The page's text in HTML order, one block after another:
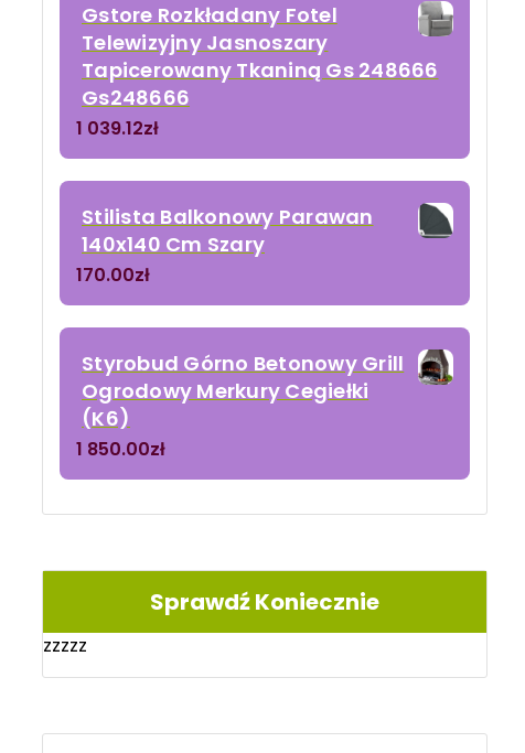
Gstore Rozkładany Fotel
Telewizyjny Jasnoszary
Tapicerowany Tkaniną Gs 248666
Gs248666
1 039.12zł
Stilista Balkonowy Parawan
140x140 Cm Szary
170.00zł
Styrobud Górno Betonowy Grill
Ogrodowy Merkury Cegiełki
(K6)
1 850.00zł
Sprawdź Koniecznie
zzzzz